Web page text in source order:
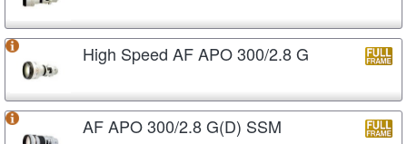
High Speed AF APO 300/2.8 G
AF APO 300/2.8 G(D) SSM